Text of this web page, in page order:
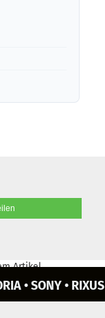
Artikel.
• SONY • RIXUS